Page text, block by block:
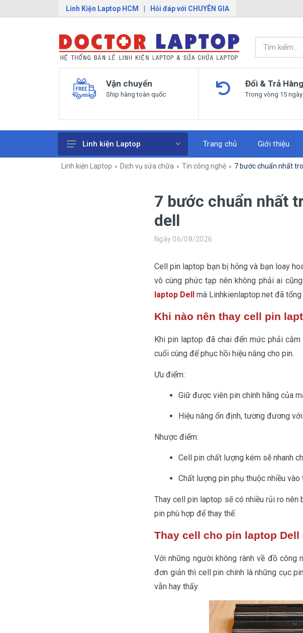
Linh Kiện Laptop HCM | Hỏi đáp với CHUYÊN GIA
Vận chuyển
Ship hàng toàn quốc
Đổi & Trả Hàng
Trong vòng 15 ngày
Pin Laptop
Dịch vụ thay pin Surface chính
Thay màn hình Surface Pro
Linh kiện Laptop Trang chủ Giới thiệu
Linh kiện Laptop Dịch vụ sửa chữa Tin công nghệ 7 bước chuẩn nhất
7 bước chuẩn nhất
dell
Ngày 06/08/2026
Cell pin laptop bạn bị hỏng và bạn loay
vô cùng phức tạp nên không phải ai
laptop Dell mà Linhkienlaptop.net đã tổng
Khi nào nên thay cell pin
Khi pin laptop đã chai đến mức phải
cuối cùng để phục hồi hiệu năng cho pin.
Ưu điểm:
Giữ được viên pin chính hãng của
Hiệu năng ổn định, tương đương
Nhược điểm:
Cell pin chất lượng kém sẽ nhanh
Chất lượng pin phụ thuộc nhiều vào
Thay cell pin laptop sẽ có nhiều rủi ro
pin phù hợp để thay thế.
Thay cell cho pin laptop
Với những người không rành về đồ
đơn giản thì cell pin chính là những cục
vẫn hay thấy.